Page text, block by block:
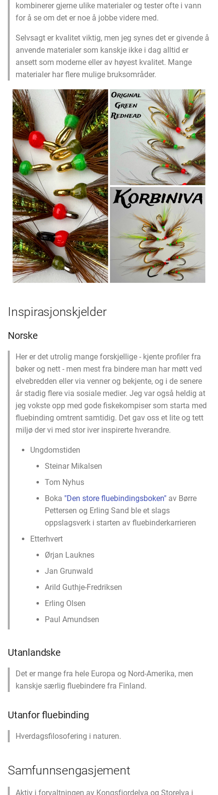
kombinerer gjerne ulike materialer og tester ofte i vann
for å se om det er noe å jobbe videre med.
Selvsagt er kvalitet viktig, men jeg synes det er givende å
anvende materialer som kanskje ikke i dag alltid er
ansett som moderne eller av høyest kvalitet. Mange
materialer har flere mulige bruksområder.
Inspirasjonskjelder
Norske
Her er det utrolig mange forskjellige - kjente profiler fra
bøker og nett - men mest fra bindere man har møtt ved
elvebredden eller via venner og bekjente, og i de senere
år stadig flere via sosiale medier. Jeg var også heldig at
jeg vokste opp med gode fiskekompiser som starta med
fluebinding omtrent samtidig. Det gav oss et lite og tett
miljø der vi med stor iver inspirerte hverandre.
Ungdomstiden
Steinar Mikalsen
Tom Nyhus
Boka "Den store fluebindingsboken" av Børre
Pettersen og Erling Sand ble et slags
oppslagsverk i starten av fluebinderkarrieren
Etterhvert
Ørjan Lauknes
Jan Grunwald
Arild Guthje-Fredriksen
Erling Olsen
Paul Amundsen
Utanlandske
Det er mange fra hele Europa og Nord-Amerika, men
kanskje særlig fluebindere fra Finland.
Utanfor fluebinding
Hverdagsfilosofering i naturen.
Samfunnsengasjement
Aktiv i forvaltningen av Kongsfjordelva og Storelva i